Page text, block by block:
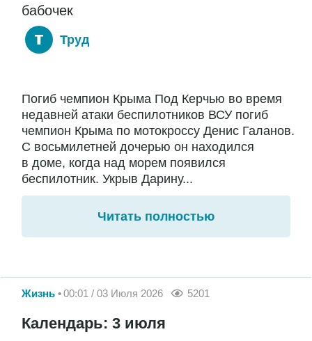
бабочек
Труд
Погиб чемпион Крыма Под Керчью во время
недавней атаки беспилотников ВСУ погиб
чемпион Крыма по мотокроссу Денис Галанов.
С восьмилетней дочерью он находился
в доме, когда над морем появился
беспилотник. Укрыв Дарину...
Читать полностью
Жизнь 00:01 / 03 Июля 2026 5201
Календарь: 3 июля